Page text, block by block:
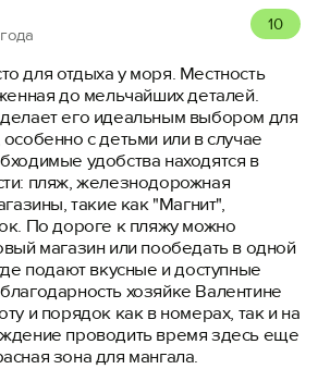
10
для отдыха у моря. Местность
до мельчайших деталей.
его идеальным выбором для
с детьми или в случае
удобства находятся в
пляж, железнодорожная
такие как "Магнит",
По дороге к пляжу можно
магазин или пообедать в одной
подают вкусные и доступные
хозяйке Валентине
и порядок как в номерах, так и на
проводить время здесь еще
зона для мангала.